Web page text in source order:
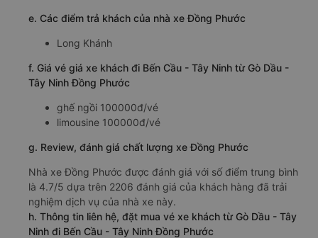
e. Các điểm trả khách của nhà xe Đồng Phước
Long Khánh
f. Giá vé giá xe khách đi Bến Cầu - Tây Ninh từ Gò Dầu -
Tây Ninh Đồng Phước
ghế ngồi 100000đ/vé
limousine 100000đ/vé
g. Review, đánh giá chất lượng xe Đồng Phước
Nhà xe Đồng Phước được đánh giá với số điểm trung bình
là 4.7/5 dựa trên 2206 đánh giá của khách hàng đã trải
nghiệm dịch vụ của nhà xe này.
h. Thông tin liên hệ, đặt mua vé xe khách từ Gò Dầu - Tây
Ninh đi Bến Cầu - Tây Ninh Đồng Phước